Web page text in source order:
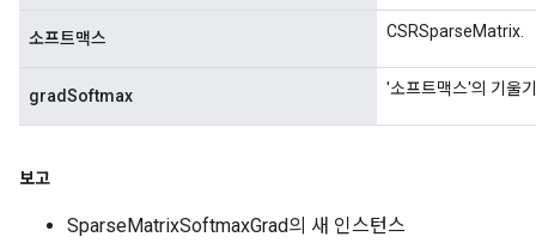
소프트맥스 CSRSparseMatrix.
gradSoftmax '소프트맥스'의 기울
보고
SparseMatrixSoftmaxGrad의 새 인스턴스